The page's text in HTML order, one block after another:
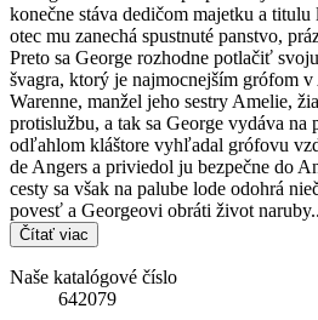
konečne stáva dedičom majetku a
otec mu zanechá spustnuté panstvo,
Preto sa George rozhodne potlačiť
švagra, ktorý je najmocnejším grófom
Warenne, manžel jeho sestry Amelie,
protislužbu, a tak sa George vydáva na
odľahlom kláštore vyhľadal grófovu
de Angers a priviedol ju bezpečne do
cesty sa však na palube lode odohrá
povesť a Georgeovi obráti život
Čítať viac
Naše katalógové číslo
642079